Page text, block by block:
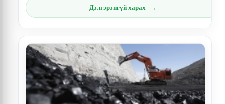
Дэлгэрэнгүй харах